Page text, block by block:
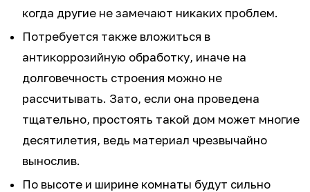
когда другие не замечают никаких проблем.
Потребуется также вложиться в
антикоррозийную обработку, иначе на
долговечность строения можно не
рассчитывать. Зато, если она проведена
тщательно, простоять такой дом может многие
десятилетия, ведь материал чрезвычайно
вынослив.
По высоте и ширине комнаты будут сильно